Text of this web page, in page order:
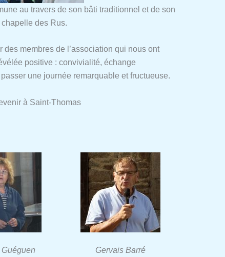
au travers de son bâti traditionnel et de son
des Rus.
membres de l’association qui nous ont
positive : convivialité, échange
une journée remarquable et fructueuse.
à Saint-Thomas
Gervais Barré